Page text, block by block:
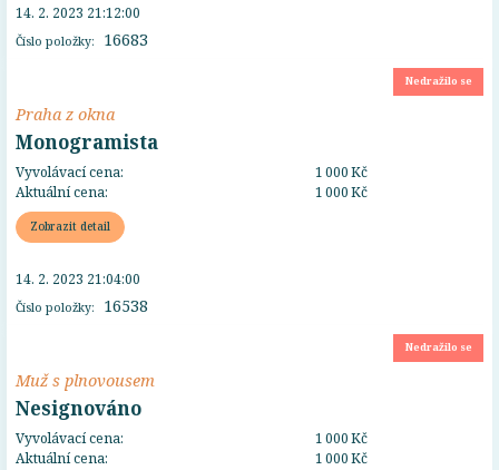
Číslo položky: 16683
14. 2. 2023 21:12:00
Nedražilo se
Praha z okna
Monogramista
Vyvolávací cena:
1 000 Kč
Aktuální cena:
1 000 Kč
Zobrazit detail
Číslo položky: 16538
14. 2. 2023 21:04:00
Nedražilo se
Muž s plnovousem
Nesignováno
Vyvolávací cena:
1 000 Kč
Aktuální cena:
1 000 Kč